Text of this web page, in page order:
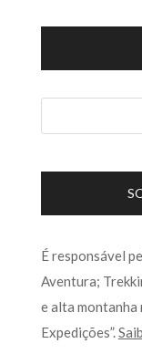
É responsável
Aventura;
e alta montanha
Expedições”.